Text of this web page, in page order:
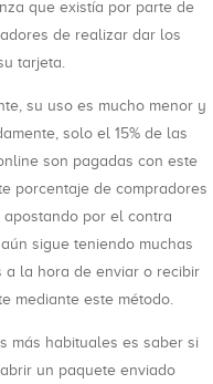
que existía por parte de
de realizar dar los
tarjeta.
su uso es mucho menor y
solo el 15% de las
son pagadas con este
porcentaje de compradores
apostando por el contra
sigue teniendo muchas
a la hora de enviar o recibir
mediante este método.
más habituales es saber si
un paquete enviado